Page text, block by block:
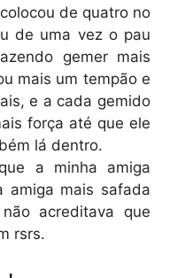
de quatro no
de uma vez o pau
gemer mais
mais um tempão e
e a cada gemido
força até que ele
lá dentro.
a minha amiga
amiga mais safada
acreditava que
rsrs.